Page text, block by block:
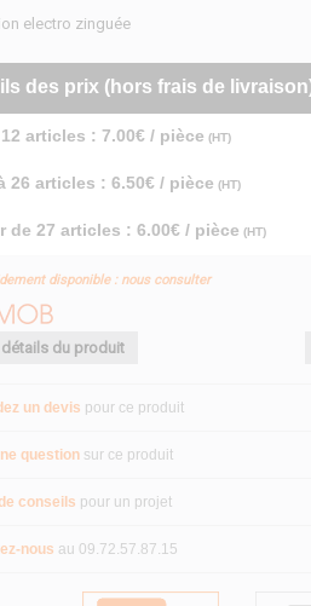
electro zinguée
des prix (hors frais de
12 articles : 7.00€ / pièce (HT)
26 articles : 6.50€ / pièce (HT)
de 27 articles : 6.00€ / pièce (HT)
disponible : nous consulter
du produit
un devis pour ce produit
question sur ce produit
conseils pour un projet
nous au 09.72.57.87.15